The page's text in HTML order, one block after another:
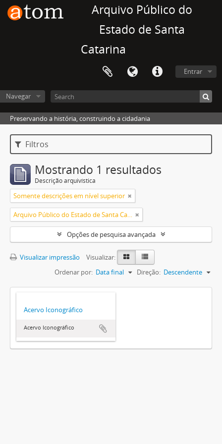
Arquivo Público do
Estado de Santa
Catarina
Entrar
Navegar
Preservando a história, construindo a cidadania
Filtros
Mostrando 1 resultados
Descrição arquivística
Somente descrições em nível superior
Arquivo Público do Estado de Santa Catarina
Opções de pesquisa avançada
Visualizar impressão
Visualizar:
Ordenar por: Data final Direção: Descendente
Acervo Iconográfico
Acervo Iconográfico